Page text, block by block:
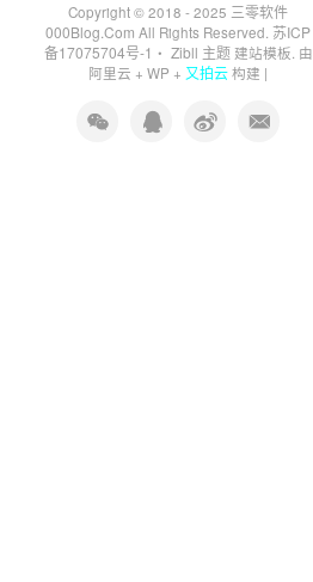
Copyright © 2018 - 2025 三零软件
000Blog.Com All Rights Reserved. 苏ICP
备17075704号-1 ・ Zibll 主题建站模板. 由
阿里云 + WP + 又拍云构建 |